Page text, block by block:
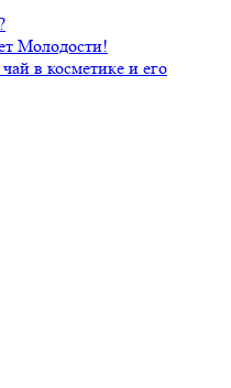
Молодости!
в косметике и его